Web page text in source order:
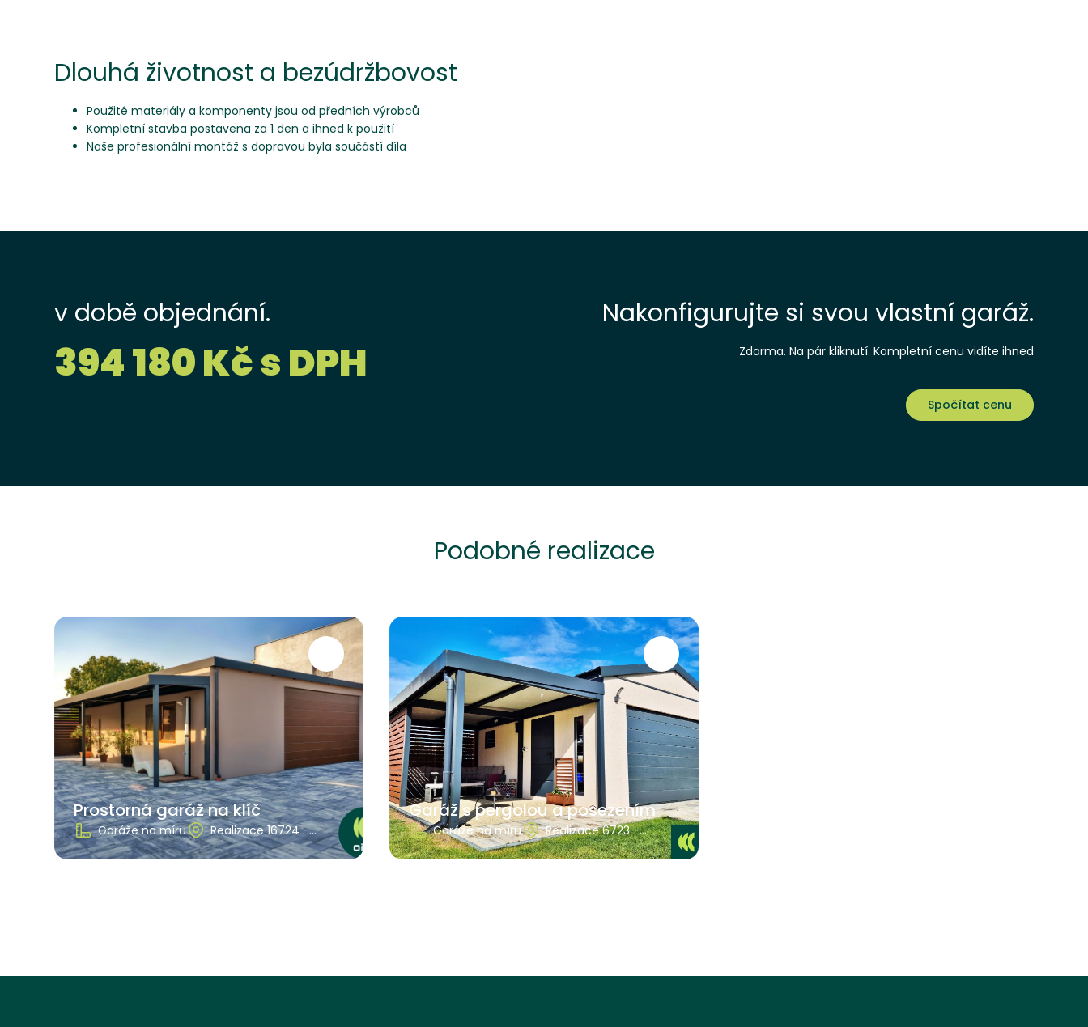
Dlouhá životnost a bezúdržbovost
Použité materiály a komponenty jsou od předních výrobců
Kompletní stavba postavena za 1 den a ihned k použití
Naše profesionální montáž s dopravou byla součástí díla
v době objednání.
394 180 Kč s DPH
Nakonfigurujte si svou vlastní garáž.
Zdarma. Na pár kliknutí. Kompletní cenu vidíte ihned
Spočítat cenu
Podobné realizace
Prostorná garáž na klíč
Garáže na míru
Realizace 16724 -
Slovensko
Garáž s pergolou a posezením
Garáže na míru
Realizace 6723 -
Ústecký kraj